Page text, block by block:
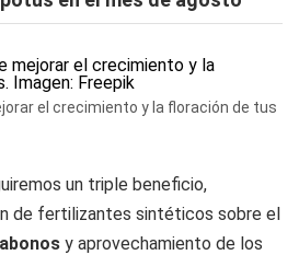
el crecimiento y la floración de tus
un triple beneficio,
de fertilizantes sintéticos sobre el
abonos y aprovechamiento de los